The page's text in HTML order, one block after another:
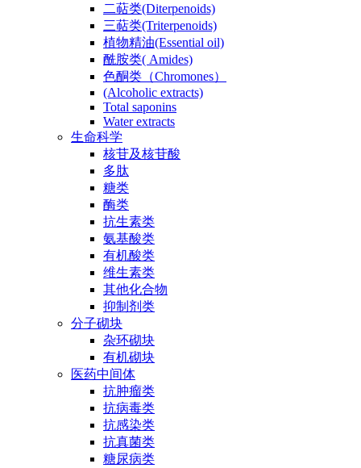
二萜类(Diterpenoids)
三萜类(Triterpenoids)
植物精油(Essential oil)
酰胺类( Amides)
色酮类（Chromones）
(Alcoholic extracts)
Total saponins
Water extracts
生命科学
核苷及核苷酸
多肽
糖类
酶类
抗生素类
氨基酸类
有机酸类
维生素类
其他化合物
抑制剂类
分子砌块
杂环砌块
有机砌块
医药中间体
抗肿瘤类
抗病毒类
抗感染类
抗真菌类
糖尿病类